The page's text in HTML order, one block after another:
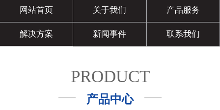
网站首页 关于我们 产品服务
解决方案 新闻事件 联系我们
PRODUCT
产品中心